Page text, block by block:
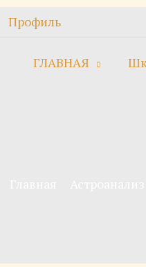
Профиль
ГЛАВНАЯ